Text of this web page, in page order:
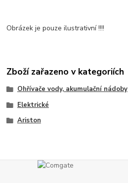
Obrázek je pouze ilustrativní !!!!
Zboží zařazeno v kategoriích
Ohřívače vody, akumulační nádoby
Elektrické
Ariston